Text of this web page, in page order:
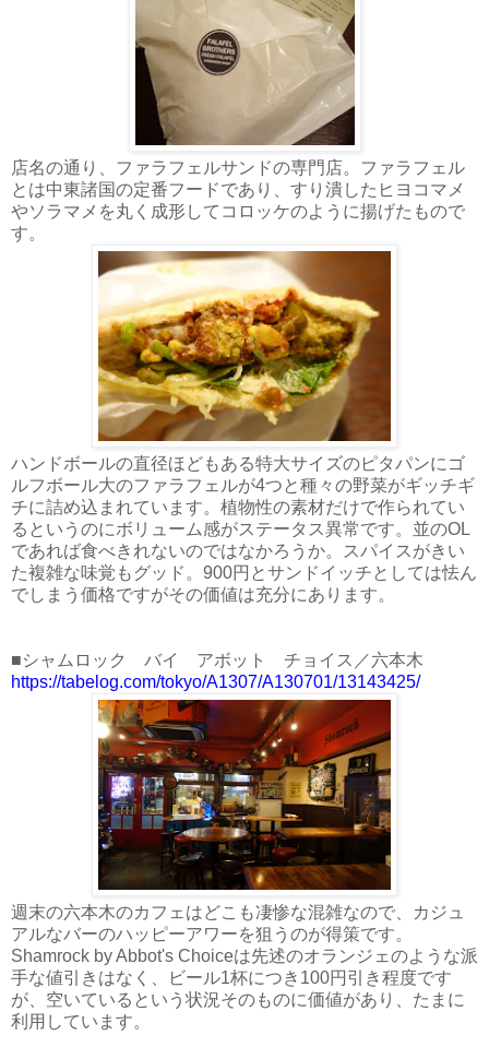
店名の通り、ファラフェルサンドの専門店。ファラフェル
とは中東諸国の定番フードであり、すり潰したヒヨコマメ
やソラマメを丸く成形してコロッケのように揚げたもので
す。
ハンドボールの直径ほどもある特大サイズのピタパンにゴ
ルフボール大のファラフェルが4つと種々の野菜がギッチギ
チに詰め込まれています。植物性の素材だけで作られてい
るというのにボリューム感がステータス異常です。並のOL
であれば食べきれないのではなかろうか。スパイスがきい
た複雑な味覚もグッド。900円とサンドイッチとしては怯ん
でしまう価格ですがその価値は充分にあります。
■シャムロック バイ アボット チョイス／六本木
https://tabelog.com/tokyo/A1307/A130701/13143425/
週末の六本木のカフェはどこも凄惨な混雑なので、カジュ
アルなバーのハッピーアワーを狙うのが得策です。
Shamrock by Abbot's Choiceは先述のオランジェのような派
手な値引きはなく、ビール1杯につき100円引き程度です
が、空いているという状況そのものに価値があり、たまに
利用しています。